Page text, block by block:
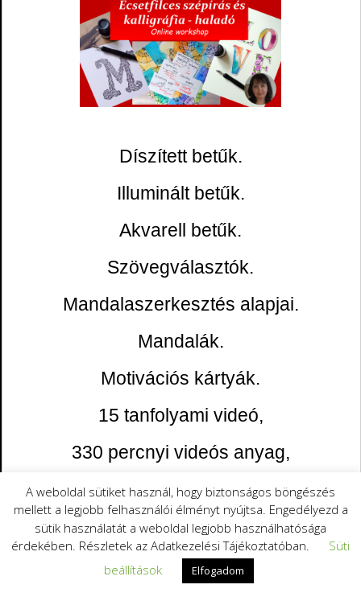
Díszített betűk.
Illuminált betűk.
Akvarell betűk.
Szövegválasztók.
Mandalaszerkesztés alapjai.
Mandalák.
Motivációs kártyák.
15 tanfolyami videó,
330 percnyi videós anyag,
Örökös hozzáférés a tanfolyami
anyagokhoz.
Kérem a tanfolyamot!
A weboldal sütiket használ, hogy biztonságos böngészés
mellett a legjobb felhasználói élményt nyújtsa. Engedélyezd a
sütik használatát a weboldal legjobb használhatósága
érdekében. Részletek az Adatkezelési Tájékoztatóban.
Süti
beállítások
Elfogadom